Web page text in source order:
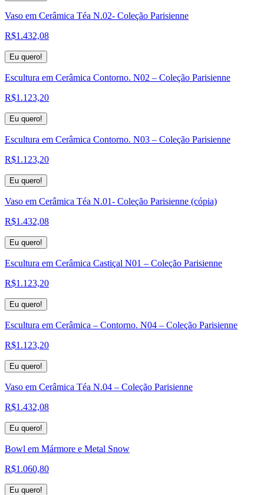
Vaso em Cerâmica Téa N.02- Coleção Parisienne
R$1.432,08
Eu quero!
Escultura em Cerâmica Contorno. N02 – Coleção Parisienne
R$1.123,20
Eu quero!
Escultura em Cerâmica Contorno. N03 – Coleção Parisienne
R$1.123,20
Eu quero!
Vaso em Cerâmica Téa N.01- Coleção Parisienne (cópia)
R$1.432,08
Eu quero!
Escultura em Cerâmica Castiçal N01 – Coleção Parisienne
R$1.123,20
Eu quero!
Escultura em Cerâmica – Contorno. N04 – Coleção Parisienne
R$1.123,20
Eu quero!
Vaso em Cerâmica Téa N.04 – Coleção Parisienne
R$1.432,08
Eu quero!
Bowl em Mármore e Metal Snow
R$1.060,80
Eu quero!